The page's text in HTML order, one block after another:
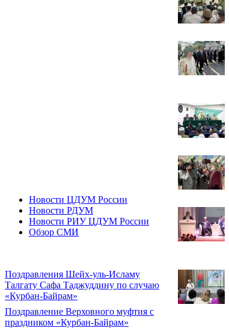
Новости ЦДУМ России
Новости РДУМ
Новости РИУ ЦДУМ России
Обзор СМИ
Поздравления Шейх-уль-Исламу
Талгату Сафа Таджуддину по случаю
«Курбан-Байрам»
Поздравление Верховного муфтия с
праздником «Курбан-Байрам»